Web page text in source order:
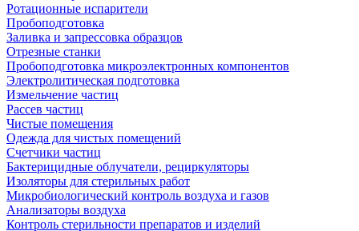
Ротационные испарители
Пробоподготовка
Заливка и запрессовка образцов
Отрезные станки
Пробоподготовка микроэлектронных компонентов
Электролитическая подготовка
Измельчение частиц
Рассев частиц
Чистые помещения
Одежда для чистых помещений
Счетчики частиц
Бактерицидные облучатели, рециркуляторы
Изоляторы для стерильных работ
Микробиологический контроль воздуха и газов
Анализаторы воздуха
Контроль стерильности препаратов и изделий